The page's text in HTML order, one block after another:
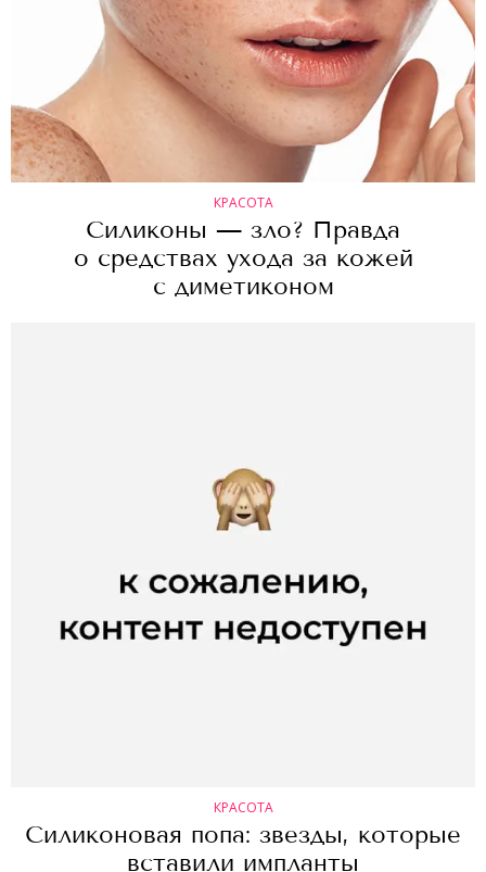
КРАСОТА
Силиконы — зло? Правда
о средствах ухода за кожей
с диметиконом
КРАСОТА
Силиконовая попа: звезды, которые
вставили импланты